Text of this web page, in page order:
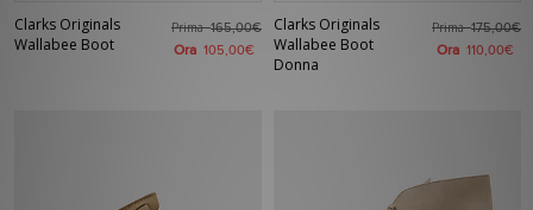
Clarks Originals
Wallabee Boot
Prima165,00€
Ora 105,00€
Clarks Originals
Wallabee Boot
Donna
Prima175,00€
Ora 110,00€